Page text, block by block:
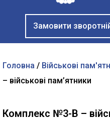
Замовити
Головна / Військові
– військові пам’ятники
Комплекс №3-В –